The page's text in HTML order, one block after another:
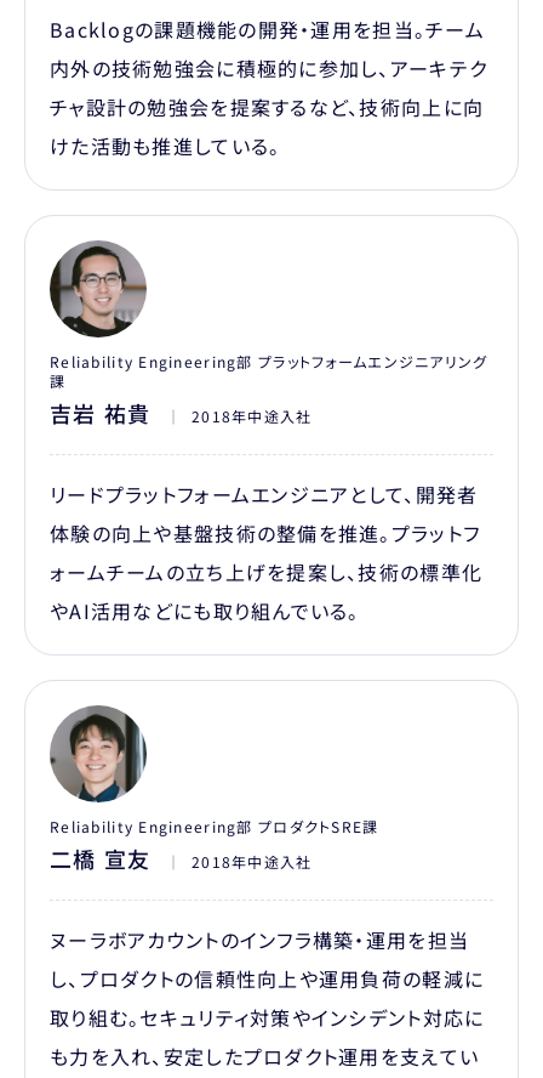
Backlogの課題機能の開発・運用を担当。チーム
内外の技術勉強会に積極的に参加し、アーキテク
チャ設計の勉強会を提案するなど、技術向上に向
けた活動も推進している。
Reliability Engineering部 プラットフォームエンジニアリング
課
吉岩 祐貴 ｜ 2018年中途入社
リードプラットフォームエンジニアとして、開発者
体験の向上や基盤技術の整備を推進。プラットフ
ォームチームの立ち上げを提案し、技術の標準化
やAI活用などにも取り組んでいる。
Reliability Engineering部 プロダクトSRE課
二橋 宣友 ｜ 2018年中途入社
ヌーラボアカウントのインフラ構築・運用を担当
し、プロダクトの信頼性向上や運用負荷の軽減に
取り組む。セキュリティ対策やインシデント対応に
も力を入れ、安定したプロダクト運用を支えてい